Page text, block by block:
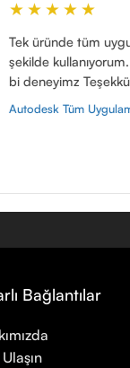
rahat bir
çok farklı
Bağlantılar